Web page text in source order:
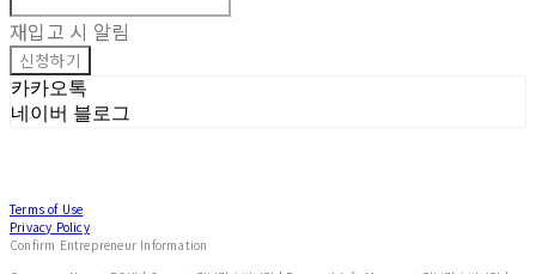
재입고 시 알림
신청하기
카카오톡
네이버 블로그
Terms of Use
Privacy Policy
Confirm Entrepreneur Information